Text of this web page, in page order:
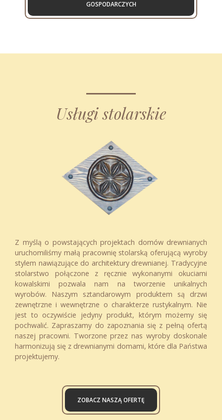
GOSPODARCZYCH
Usługi stolarskie
Z myślą o powstających projektach domów drewnianych
uruchomiliśmy małą pracownię stolarską oferującą wyroby
stylem nawiązujące do architektury drewnianej. Tradycyjne
stolarstwo połączone z ręcznie wykonanymi okuciami
kowalskimi pozwala nam na tworzenie unikalnych
wyrobów. Naszym sztandarowym produktem są drzwi
zewnętrzne i wewnętrzne o charakterze rustykalnym. Nie
jest to oczywiście jedyny produkt, którym możemy się
pochwalić. Zapraszamy do zapoznania się z pełną ofertą
naszej pracowni. Tworzone przez nas wyroby doskonale
harmonizują się z drewnianymi domami, które dla Państwa
projektujemy.
ZOBACZ NASZĄ OFERTĘ